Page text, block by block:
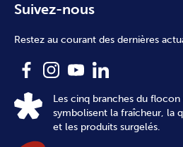
Suivez-nous
Restez au courant des dernières
Les cinq branches du
symbolisent la fraîcheur, la
et les produits surgelés.